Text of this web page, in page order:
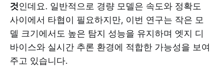
것인데요. 일반적으로 경량 모델은 속도와 정확도
사이에서 타협이 필요하지만, 이번 연구는 작은 모
델 크기에서도 높은 탐지 성능을 유지하며 엣지 디
바이스와 실시간 추론 환경에 적합한 가능성을 보여
주고 있습니다.